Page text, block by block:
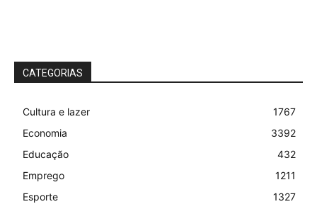
CATEGORIAS
Cultura e lazer
1767
Economia
3392
Educação
432
Emprego
1211
Esporte
1327